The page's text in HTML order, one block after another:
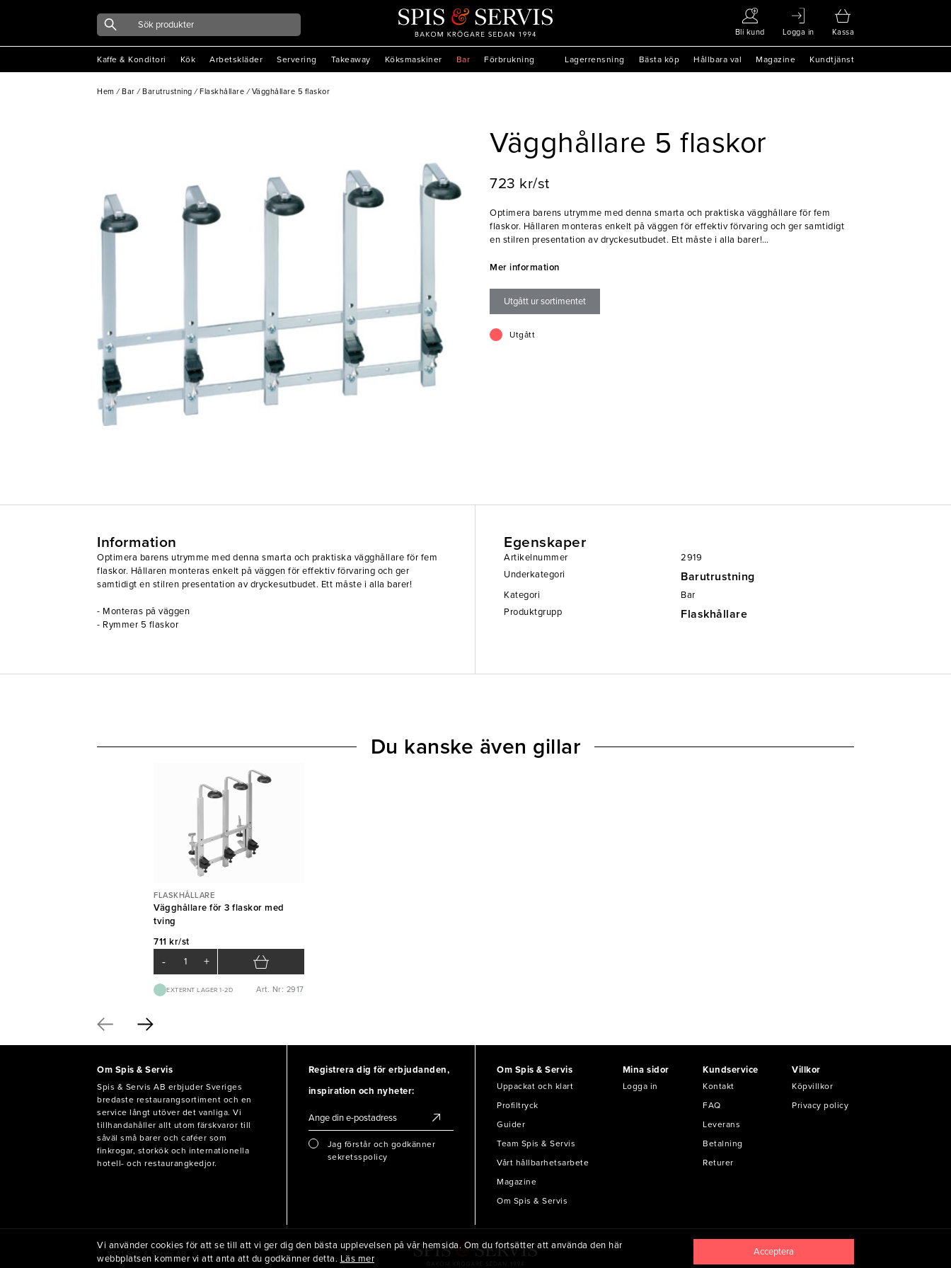
Bli kund Logga in Kassa
Kaffe & Konditori Kök Arbetskläder Servering Takeaway Köksmaskiner Bar Förbrukning Lagerrensning Bästa köp Hållbara val Magazine Kundtjänst
Hem / Bar / Barutrustning / Flaskhållare / Vägghållare 5 flaskor
Vägghållare 5 flaskor
723 kr/st
Optimera barens utrymme med denna smarta och praktiska vägghållare för fem
flaskor. Hållaren monteras enkelt på väggen för effektiv förvaring och ger samtidigt
en stilren presentation av dryckesutbudet. Ett måste i alla barer!
- Monteras på väggen
Mer information
Utgått ur sortimentet
Utgått
Information
Optimera barens utrymme med denna smarta och praktiska vägghållare för fem
flaskor. Hållaren monteras enkelt på väggen för effektiv förvaring och ger
samtidigt en stilren presentation av dryckesutbudet. Ett måste i alla barer!
- Monteras på väggen
- Rymmer 5 flaskor
Egenskaper
Artikelnummer
2919
Underkategori
Barutrustning
Kategori
Bar
Produktgrupp
Flaskhållare
FLASKHÅLLARE
Vägghållare för 3 flaskor med
tving
711 kr/st
- +
EXTERNT LAGER 1-2D Art. Nr: 2917
Du kanske även gillar
Om Spis & Servis
Spis & Servis AB erbjuder Sveriges
bredaste restaurangsortiment och en
service långt utöver det vanliga. Vi
tillhandahåller allt utom färskvaror till
såväl små barer och caféer som
finkrogar, storkök och internationella
hotell- och restaurangkedjor.
Registrera dig för erbjudanden,
inspiration och nyheter:
Jag förstår och godkänner
sekretsspolicy
Om Spis & Servis
Uppackat och klart
Profiltryck
Guider
Team Spis & Servis
Vårt hållbarhetsarbete
Magazine
Om Spis & Servis
Mina sidor
Logga in
Kundservice
Kontakt
FAQ
Leverans
Betalning
Returer
Villkor
Köpvillkor
Privacy policy
© 2021 Spis & Servis AB
Vi använder cookies för att se till att vi ger dig den bästa upplevelsen på vår hemsida. Om du fortsätter att använda den här
webbplatsen kommer vi att anta att du godkänner detta. Läs mer
Acceptera